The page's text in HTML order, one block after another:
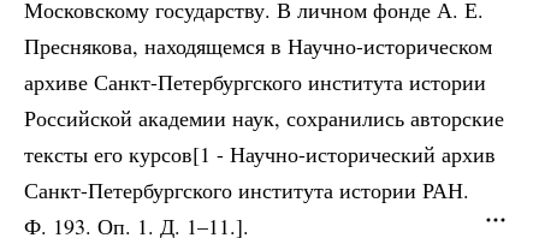
Московскому государству. В личном фонде А. Е.
Преснякова, находящемся в Научно-историческом
архиве Санкт-Петербургского института истории
Российской академии наук, сохранились авторские
тексты его курсов[1 - Научно-исторический архив
Санкт-Петербургского института истории РАН.
Ф. 193. Оп. 1. Д. 1–11.].